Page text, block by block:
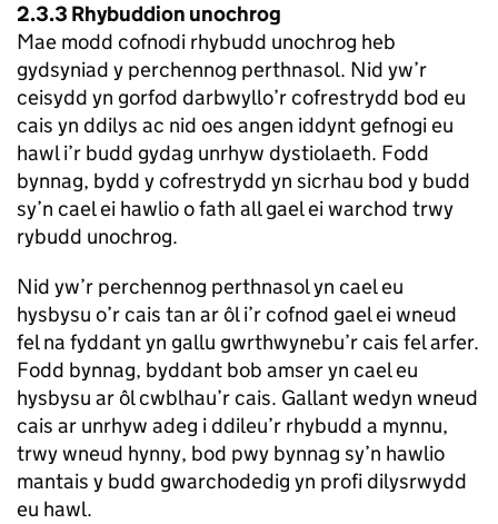
2.3.3 Rhybuddion unochrog
Mae modd cofnodi rhybudd unochrog heb
gydsyniad y perchennog perthnasol. Nid yw’r
ceisydd yn gorfod darbwyllo’r cofrestrydd bod eu
cais yn ddilys ac nid oes angen iddynt gefnogi eu
hawl i’r budd gydag unrhyw dystiolaeth. Fodd
bynnag, bydd y cofrestrydd yn sicrhau bod y budd
sy’n cael ei hawlio o fath all gael ei warchod trwy
rybudd unochrog.
Nid yw’r perchennog perthnasol yn cael eu
hysbysu o’r cais tan ar ôl i’r cofnod gael ei wneud
fel na fyddant yn gallu gwrthwynebu’r cais fel arfer.
Fodd bynnag, byddant bob amser yn cael eu
hysbysu ar ôl cwblhau’r cais. Gallant wedyn wneud
cais ar unrhyw adeg i ddileu’r rhybudd a mynnu,
trwy wneud hynny, bod pwy bynnag sy’n hawlio
mantais y budd gwarchodedig yn profi dilysrwydd
eu hawl.